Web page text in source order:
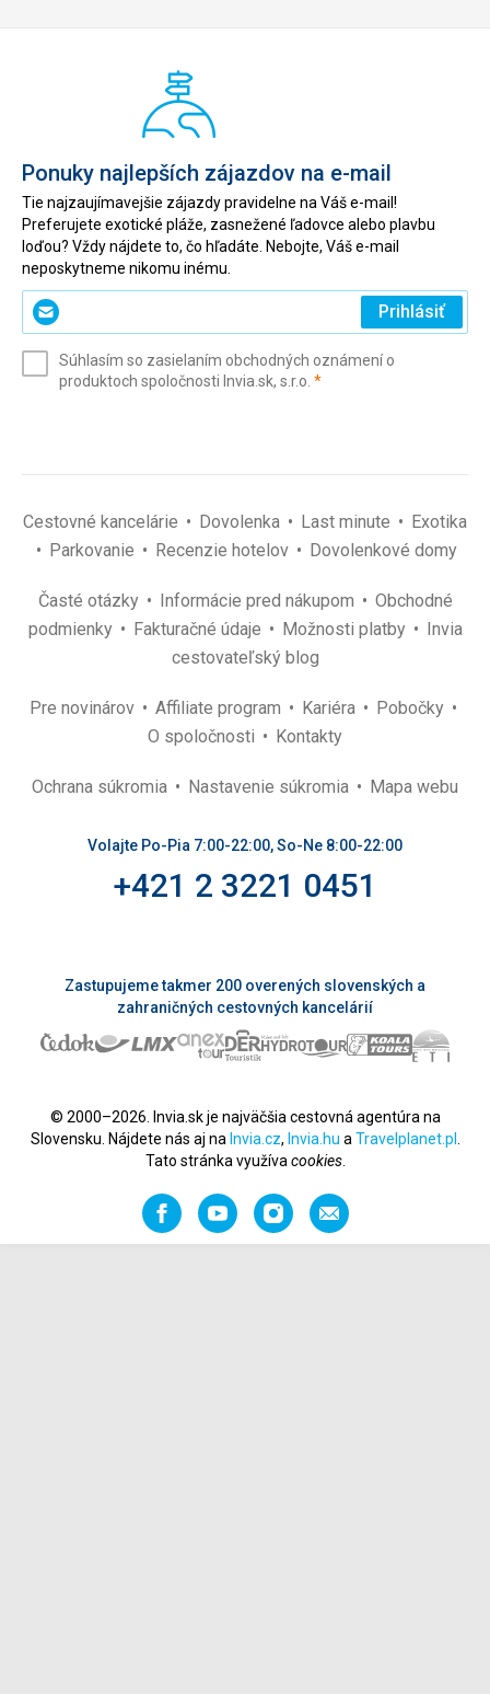
Překvapením byla při příjezdu 10% sleva na skipas a 1x
jízda zdarma na sáňkové dráze na Zauberberg
Táto recenzia bola preložená automaticky pomocou
Google Translate
Ponuky najlepších zájazdov na e-mail
Tie najzaujímavejšie zájazdy pravidelne na Váš e-mail!
Preferujete exotické pláže, zasnežené ľadovce alebo plavbu
loďou? Vždy nájdete to, čo hľadáte. Nebojte, Váš e-mail
neposkytneme nikomu inému.
Zadajte
svoj
(povinné)
Prihlásiť
Súhlasím so zasielaním obchodných oznámení o
produktoch spoločnosti Invia.sk, s.r.o. *(povinné)
Cestovné kancelárie Dovolenka Last minute
Exotika
Parkovanie
Recenzie hotelov Dovolenkové domy
Časté otázky Informácie pred nákupom
Obchodné
podmienky
Fakturačné údaje Možnosti platby
Invia
cestovateľský blog
Pre novinárov Affiliate program Kariéra
Pobočky
O spoločnosti
Kontakty
Ochrana súkromia Nastavenie súkromia Mapa webu
Volajte Po-Pia 7:00-22:00, So-Ne 8:00-22:00
+421 2 3221 0451
Zastupujeme takmer 200 overených slovenských a
zahraničných cestovných kancelárií
© 2000–2026. Invia.sk je najväčšia cestovná agentúra na
Slovensku. Nájdete nás aj na Invia.cz, Invia.hu a Travelplanet.pl
Tato stránka využíva cookies.
FacebookYouTubeInstagramOdporučiť